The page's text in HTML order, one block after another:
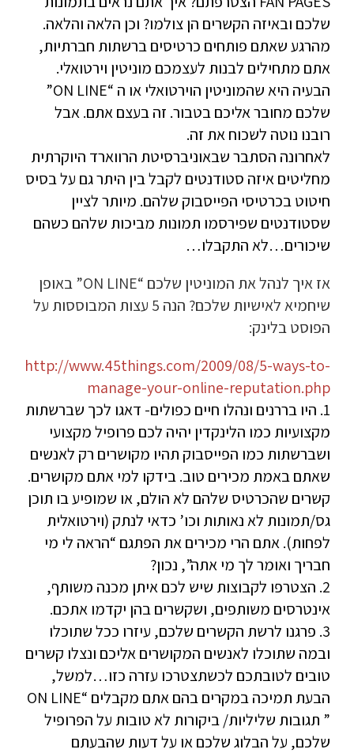
שלכם ובאיזה הקשרים הן צולמו? וכן הלאה והלאה.
מהרגע שאתם פותחים כרטיסים ברשתות חברתיות,
אתם מתחילים לבנות לעצמכם מוניטין וירטואלי.
הבעיה היא שהמוניטין הוירטואלי או ה “ON LINE”
שלכם מחובר אליכם בטבור. זה בעצם אתם. אבל
רובנו נוטה לשכוח את זה.
לאחרונה הסתבר שבאוניברסיטת הרווארד היוקרתית
מחליטים איזה סטודנטים לקבל בין היתר גם על בסיס
חיטוט בכרטיסי הפייסבוק שלהם. מיותר לציין
שסטודנטים שפירסמו תמונות מביכות שלהם כשהם
שיכורים…לא התקבלו…
אז איך לנהל את המוניטין שלכם “ON LINE” באופן
שיחמיא לאישיות שלכם? הנה 5 עצות המבוססות על
הפוסט בלינק:
http://www.45things.com/2009/08/5-ways-to-
manage-your-online-reputation.php
1. היו בררנים ונהלו חיים כפולים- דאגו לכך שברשתות
מקצועיות כמו הלינקדין יהיה לכם פרופיל מקצועי
ושברשתות כמו הפייסבוק תהיו מקושרים רק לאנשים
שאתם באמת מכירים טוב. בידקו למי אתם מקושרים.
קשרים שהכרטיס שלהם לא הולם, או שמופיע בו תוכן
גס/תמונות לא נאותות וכו’ כדאי לנתק (וירטואלית
לפחות). אתם הרי מכירים את הפתגם “הראה לי מי
חבריך ואומר לך מי אתה”, נכון?
2. הצטרפו לקבוצות שיש לכם איתן מכנה משותף,
אינטרסים משותפים, ושקשרים בהן יקדמו אתכם.
3. פרגנו לרשת הקשרים שלכם, עיזרו ככל שתוכלו
ובמה שתוכלו לאנשים המקושרים אליכם ונצלו קשרים
טובים לטובתכם לכשתצטרכו עזרה כזו…למשל,
הבעת תמיכה במקרים בהם אתם מקבלים “ON LINE
” תגובות שליליות/ ביקורות לא טובות על הפרופיל
שלכם, על הבלוג שלכם או על דעות שהבעתם